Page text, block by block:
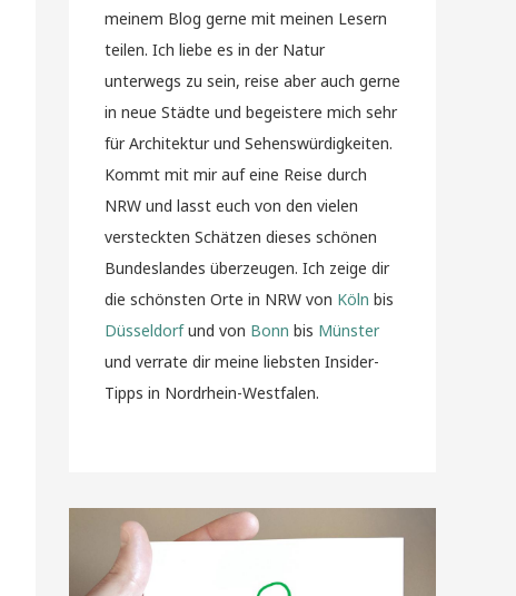
meinem Blog gerne mit meinen Lesern
teilen. Ich liebe es in der Natur
unterwegs zu sein, reise aber auch gerne
in neue Städte und begeistere mich sehr
für Architektur und Sehenswürdigkeiten.
Kommt mit mir auf eine Reise durch
NRW und lasst euch von den vielen
versteckten Schätzen dieses schönen
Bundeslandes überzeugen. Ich zeige dir
die schönsten Orte in NRW von Köln bis
Düsseldorfund von Bonn bis Münster
und verrate dir meine liebsten Insider-
Tipps in Nordrhein-Westfalen.